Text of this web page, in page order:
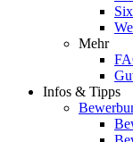
Mehr
Infos & Tipps